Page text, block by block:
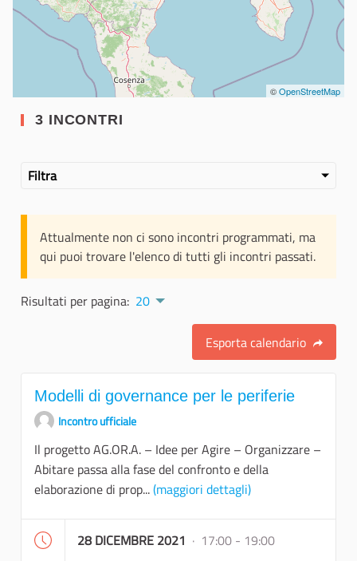
©OpenStreetMap
3 INCONTRI
Filtra
Attualmente non ci sono incontri programmati, ma
qui puoi trovare l'elenco di tutti gli incontri passati.
Risultati per pagina: 20
Esporta calendario
Modelli di governance per le periferie
Incontro ufficiale
Il progetto AG.OR.A. – Idee per Agire – Organizzare –
Abitare passa alla fase del confronto e della
elaborazione di prop...(maggiori dettagli)
28 DICEMBRE 2021 · 17:00 - 19:00